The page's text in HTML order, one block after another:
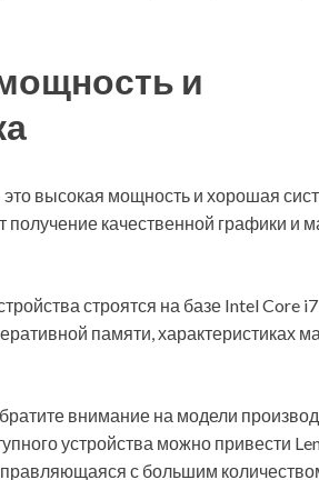
и
высокая мощность и хорошая
качественной графики и
строятся на базе Intel Core
памяти, характеристиках
внимание на модели
устройства можно привести
с большим